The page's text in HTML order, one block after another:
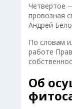
Четвертое
провозная
Андрей
По словам
работе
Об